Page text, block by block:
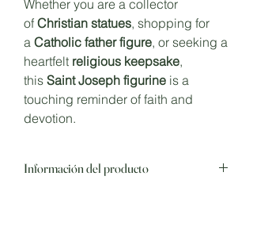
Whether you are a collector
of Christian statues, shopping for
a Catholic father figure, or seeking a
heartfelt religious keepsake,
this Saint Joseph figurine is a
touching reminder of faith and
devotion.
Información del producto